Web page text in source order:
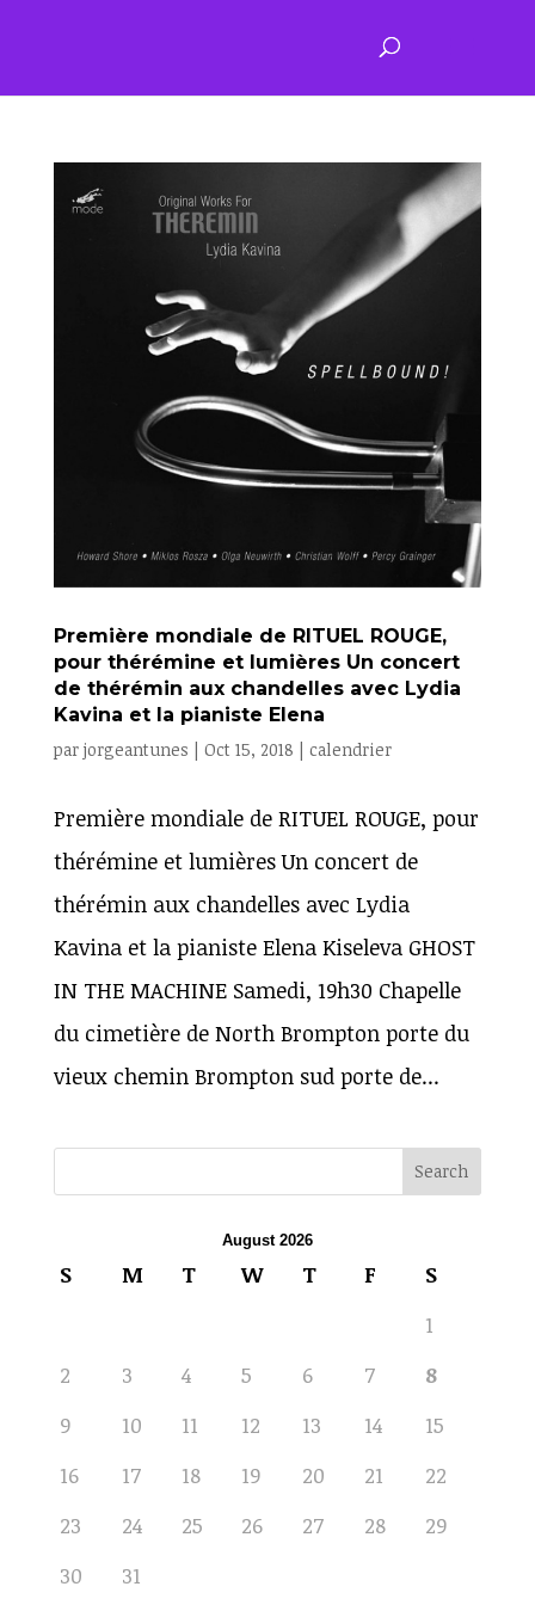
Première mondiale de RITUEL ROUGE,
pour thérémine et lumières Un concert
de thérémin aux chandelles avec Lydia
Kavina et la pianiste Elena
par jorgeantunes | Oct 15, 2018 | calendrier
Première mondiale de RITUEL ROUGE, pour
thérémine et lumières Un concert de
thérémin aux chandelles avec Lydia
Kavina et la pianiste Elena Kiseleva GHOST
IN THE MACHINE Samedi, 19h30 Chapelle
du cimetière de North Brompton porte du
vieux chemin Brompton sud porte de...
August 2026
S M T W T F
S
1
2
3 4 5 6 7
8
9
10 11 12 13 14
15
16
17 18 19 20 21
22
23
24 25 26 27 28
29
30
31